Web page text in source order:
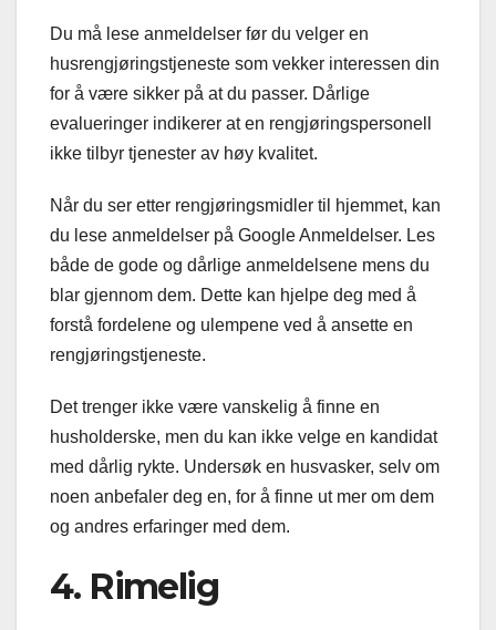
Du må lese anmeldelser før du velger en
husrengjøringstjeneste som vekker interessen din
for å være sikker på at du passer. Dårlige
evalueringer indikerer at en rengjøringspersonell
ikke tilbyr tjenester av høy kvalitet.
Når du ser etter rengjøringsmidler til hjemmet, kan
du lese anmeldelser på Google Anmeldelser. Les
både de gode og dårlige anmeldelsene mens du
blar gjennom dem. Dette kan hjelpe deg med å
forstå fordelene og ulempene ved å ansette en
rengjøringstjeneste.
Det trenger ikke være vanskelig å finne en
husholderske, men du kan ikke velge en kandidat
med dårlig rykte. Undersøk en husvasker, selv om
noen anbefaler deg en, for å finne ut mer om dem
og andres erfaringer med dem.
4. Rimelig